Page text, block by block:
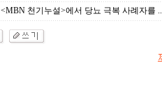
<MBN 천기누설>에서 당뇨 극복 사례자를 ..